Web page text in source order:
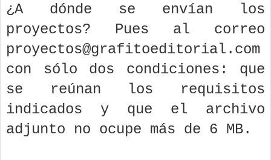
¿A dónde se envían los
proyectos? Pues al correo
proyectos@grafitoeditorial.com
con sólo dos condiciones: que
se reúnan los requisitos
indicados y que el archivo
adjunto no ocupe más de 6 MB.